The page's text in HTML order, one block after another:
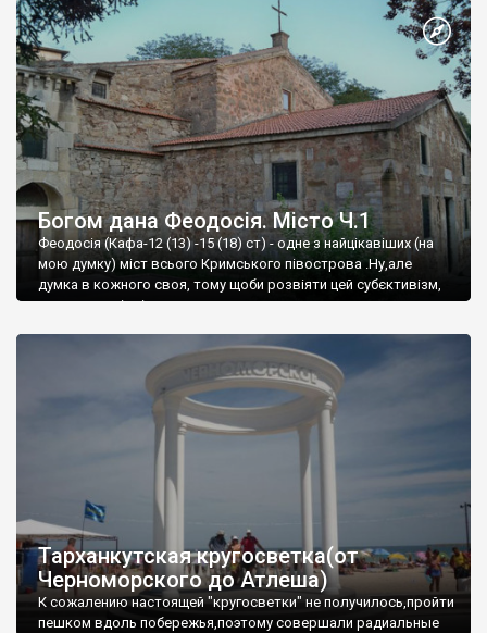
Богом дана Феодосія. Місто Ч.1
Феодосія (Кафа-12 (13) -15 (18) ст) - одне з найцікавіших (на
мою думку) міст всього Кримського півострова .Ну,але
думка в кожного своя, тому щоби розвіяти цей субєктивізм,
запрошую відвідати це
Тарханкутская кругосветка(от
Черноморского до Атлеша)
К сожалению настоящей "кругосветки" не получилось,пройти
пешком вдоль побережья,поэтому совершали радиальные